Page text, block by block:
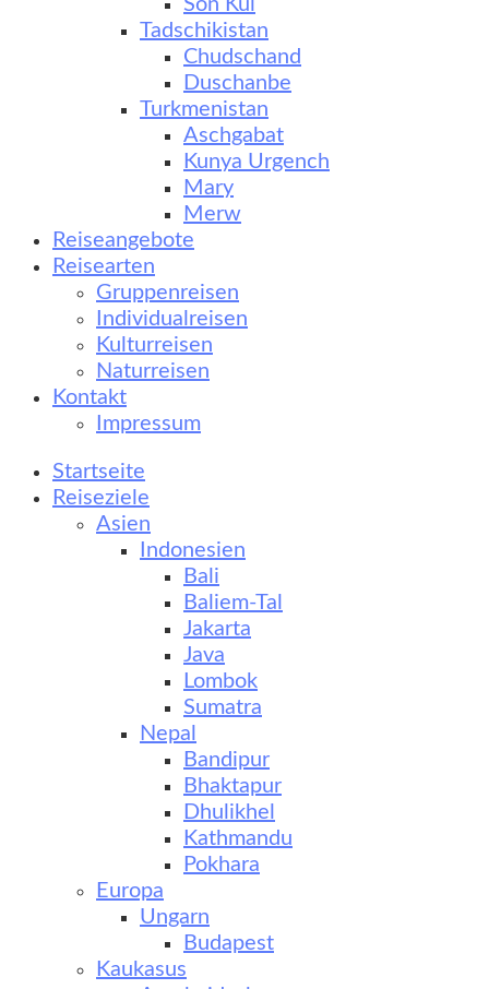
Son Kul
Tadschikistan
Chudschand
Duschanbe
Turkmenistan
Aschgabat
Kunya Urgench
Mary
Merw
Reiseangebote
Reisearten
Gruppenreisen
Individualreisen
Kulturreisen
Naturreisen
Kontakt
Impressum
Startseite
Reiseziele
Asien
Indonesien
Bali
Baliem-Tal
Jakarta
Java
Lombok
Sumatra
Nepal
Bandipur
Bhaktapur
Dhulikhel
Kathmandu
Pokhara
Europa
Ungarn
Budapest
Kaukasus